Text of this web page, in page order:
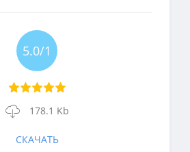
5.0/1
178.1 Kb
СКАЧАТЬ